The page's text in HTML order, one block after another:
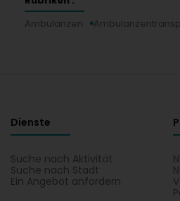
Ambulanzen
Dienste
Suche nach Aktivität
Suche nach Stadt
Ein Angebot anfordern